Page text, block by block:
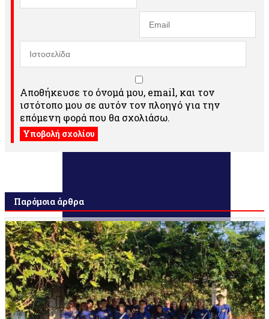
Αποθήκευσε το όνομά μου, email, και τον
ιστότοπο μου σε αυτόν τον πλοηγό για την
επόμενη φορά που θα σχολιάσω.
Παρόμοια άρθρα